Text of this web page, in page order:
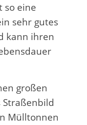
so eine
sehr gutes
kann ihren
großen
Straßenbild
Mülltonnen